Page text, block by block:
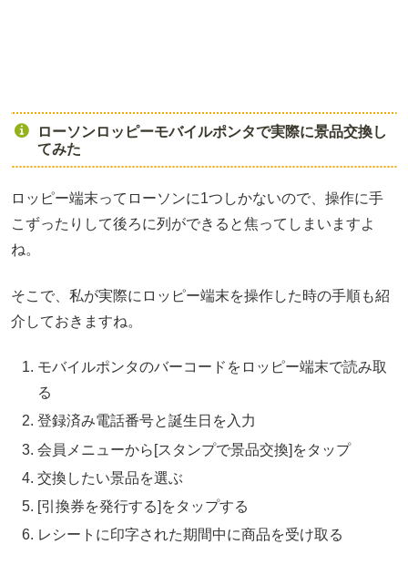
ローソンロッピーモバイルポンタで実際に景品交換し
てみた
ロッピー端末ってローソンに1つしかないので、操作に手
こずったりして後ろに列ができると焦ってしまいますよ
ね。
そこで、私が実際にロッピー端末を操作した時の手順も紹
介しておきますね。
モバイルポンタのバーコードをロッピー端末で読み取
る
登録済み電話番号と誕生日を入力
会員メニューから[スタンプで景品交換]をタップ
交換したい景品を選ぶ
[引換券を発行する]をタップする
レシートに印字された期間中に商品を受け取る